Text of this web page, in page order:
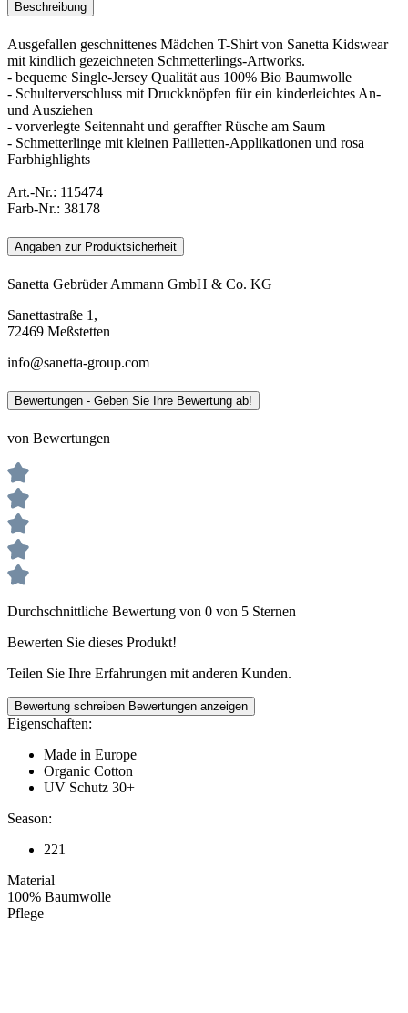
Beschreibung
Ausgefallen geschnittenes Mädchen T-Shirt von Sanetta Kidswear
mit kindlich gezeichneten Schmetterlings-Artworks.
- bequeme Single-Jersey Qualität aus 100% Bio Baumwolle
- Schulterverschluss mit Druckknöpfen für ein kinderleichtes An-
und Ausziehen
- vorverlegte Seitennaht und geraffter Rüsche am Saum
- Schmetterlinge mit kleinen Pailletten-Applikationen und rosa
Farbhighlights
Art.-Nr.: 115474
Farb-Nr.: 38178
Angaben zur Produktsicherheit
Sanetta Gebrüder Ammann GmbH & Co. KG
Sanettastraße 1,
72469 Meßstetten
info@sanetta-group.com
Bewertungen - Geben Sie Ihre Bewertung ab!
von Bewertungen
Durchschnittliche Bewertung von 0 von 5 Sternen
Bewerten Sie dieses Produkt!
Teilen Sie Ihre Erfahrungen mit anderen Kunden.
Bewertung schreiben Bewertungen anzeigen
Eigenschaften:
Made in Europe
Organic Cotton
UV Schutz 30+
Season:
221
Material
100% Baumwolle
Pflege